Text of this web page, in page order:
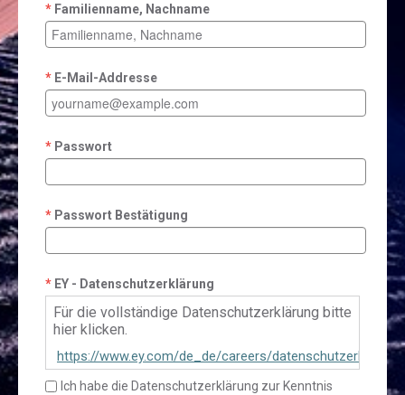
Familienname, Nachname
E-Mail-Addresse
Passwort
Passwort Bestätigung
EY - Datenschutzerklärung
Für die vollständige Datenschutzerklärung bitte
hier klicken.
https://www.ey.com/de_de/careers/
talent-community
Ich habe die Datenschutzerklärung zur Kenntnis